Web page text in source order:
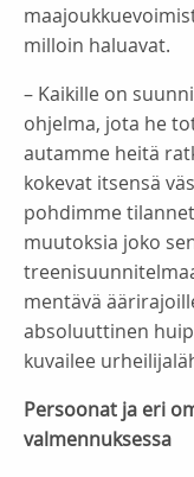
milloin haluavat.
– Kaikille on
ohjelma, jota he
autamme heitä
kokevat itsensä
pohdimme
muutoksia joko
mentävä
absoluuttinen
kuvailee
Persoonat ja eri
valmennuksessa